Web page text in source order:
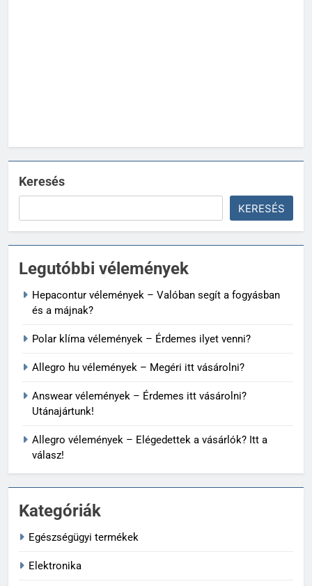
Keresés
KERESÉS
Legutóbbi vélemények
Hepacontur vélemények – Valóban segít a fogyásban
és a májnak?
Polar klíma vélemények – Érdemes ilyet venni?
Allegro hu vélemények – Megéri itt vásárolni?
Answear vélemények – Érdemes itt vásárolni?
Utánajártunk!
Allegro vélemények – Elégedettek a vásárlók? Itt a
válasz!
Kategóriák
Egészségügyi termékek
Elektronika